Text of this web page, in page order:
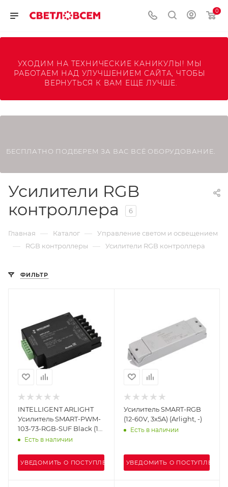
0
УХОДИМ НА ТЕХНИЧЕСКИЕ КАНИКУЛЫ! МЫ
РАБОТАЕМ НАД УЛУЧШЕНИЕМ САЙТА, ЧТОБЫ
ВЕРНУТЬСЯ К ВАМ ЕЩЕ ЛУЧШЕ.
БЕСПЛАТНО ПОДБЕРЕМ ЗА ВАС ВСЁ ОБОРУДОВАНИЕ.
Усилители RGB
контроллера
6
Главная — Каталог — Управление светом и освещением
— RGB контроллеры — Усилители RGB контроллера
ФИЛЬТР
INTELLIGENT ARLIGHT
Усилитель SMART-PWM-
103-73-RGB-SUF Black (12-
36V, 3x10A) (IARL, IP20
Есть в наличии
УВЕДОМИТЬ О ПОСТУПЛЕНИИ
Усилитель SMART-RGB
(12-60V, 3x5A) (Arlight, -)
Есть в наличии
УВЕДОМИТЬ О ПОСТУПЛЕНИИ